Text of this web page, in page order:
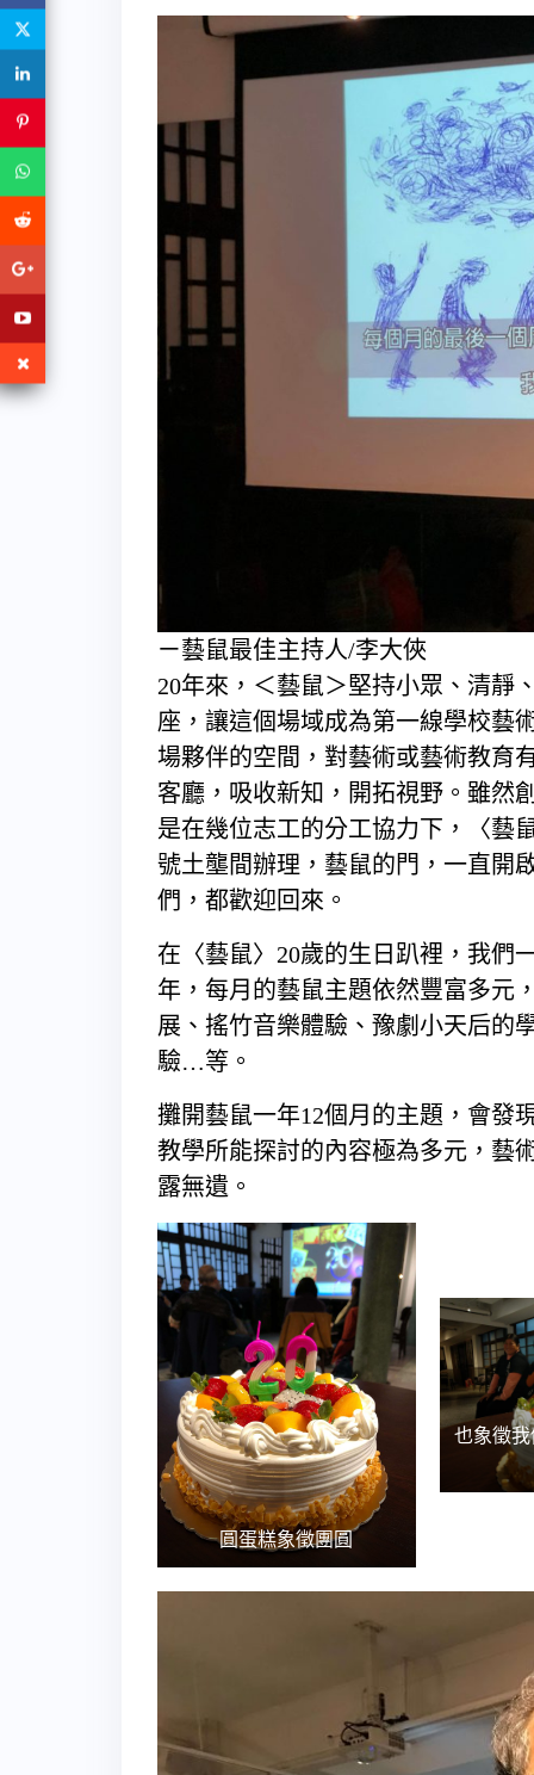
ㄧ藝鼠最佳主持人/李大俠
20年來，＜藝鼠＞堅持小眾、清靜
座，讓這個場域成為第一線學校藝
場夥伴的空間，對藝術或藝術教育
客廳，吸收新知，開拓視野。雖然
是在幾位志工的分工協力下，〈藝
號土壟間辦理，藝鼠的門，一直開
們，都歡迎回來。
在〈藝鼠〉20歲的生日趴裡，我們
年，每月的藝鼠主題依然豐富多元
展、搖竹音樂體驗、豫劇小天后的
驗…等。
攤開藝鼠一年12個月的主題，會發
教學所能探討的內容極為多元，藝
露無遺。
圓蛋糕象徵團圓
也象徵